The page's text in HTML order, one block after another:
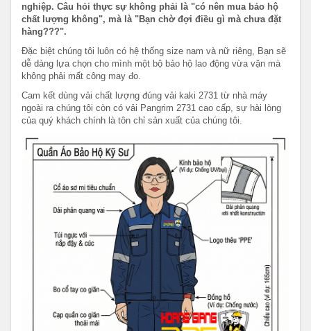
nghiệp. Câu hỏi thực sự không phải là "có nên mua bảo hộ
chất lượng không", mà là "Bạn chờ đợi điều gì mà chưa đặt
hàng???".
Đặc biệt chúng tôi luôn có hệ thống size nam và nữ riêng, Bạn sẽ
dễ dàng lựa chọn cho mình một bộ bảo hộ lao động vừa vặn mà
không phải mất công may đo.
Cam kết dùng vải chất lượng đúng vải kaki 2731 từ nhà máy
ngoài ra chúng tôi còn có vải Pangrim 2731 cao cấp, sự hài lòng
của quý khách chính là tôn chỉ sản xuất của chúng tôi.